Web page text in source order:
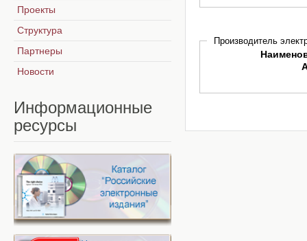
Производитель
Проекты
Структура
Партнеры
Новости
Информационные
ресурсы